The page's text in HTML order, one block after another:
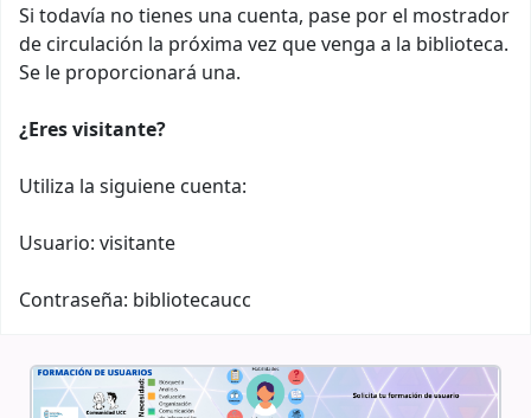
Si todavía no tienes una cuenta, pase por el mostrador
de circulación la próxima vez que venga a la biblioteca.
Se le proporcionará una.
¿Eres visitante?
Utiliza la siguiene cuenta:
Usuario: visitante
Contraseña: bibliotecaucc